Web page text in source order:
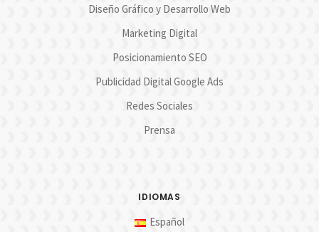
Diseño Gráfico y Desarrollo Web
Marketing Digital
Posicionamiento SEO
Publicidad Digital Google Ads
Redes Sociales
Prensa
IDIOMAS
Español